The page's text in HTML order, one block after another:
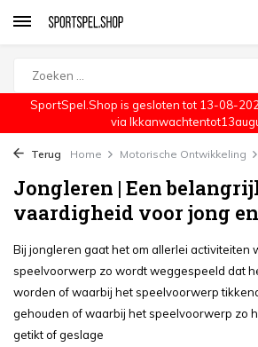
SportSpel.Shop is gesloten tot 13-08-
via
Terug Home Motorische Ontwikkeling
Jongleren | Een
vaardigheid voor jong
Bij jongleren gaat het om allerlei activiteiten
speelvoorwerp zo wordt weggespeeld dat
worden of waarbij het speelvoorwerp
gehouden of waarbij het speelvoorwerp zo
getikt of geslage